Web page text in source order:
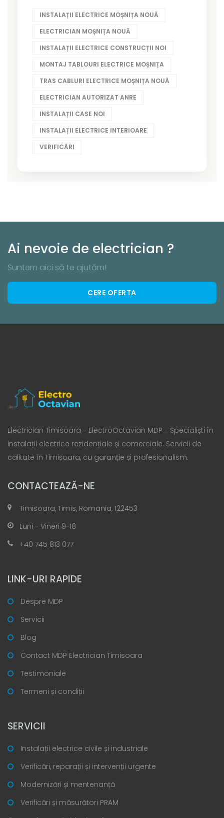
INSTALAȚII ELECTRICE MOȘNIȚA NOUĂ
ELECTRICIAN MOȘNIȚA NOUĂ
INSTALAȚII ELECTRICE CONSTRUCȚII NOI
MONTAJ TABLOURI ELECTRICE MOȘNIȚA
TRAS CABLURI ELECTRICE MOȘNIȚA NOUĂ
ELECTRICIAN AUTORIZAT ANRE
INSTALAȚII CASE NOI
INSTALAȚII ELECTRICE INTERIOARE
VERIFICĂRI
Ai nevoie de electrician ?
Suntem aici să te ajutăm!
CERE OFERTA
Electrician Timisoara - ElectroOctavian MDP - Specialiști în
instalații electrice rezidențiale și comerciale. Servicii de
calitate în Timișoara, cu garanție și profesionalism.
CONTACTEAZĂ-NE
Timisoara, Timis, Romania, 122453
Luni - Vineri 9-18
+40 745 813 077
LINK-URI RAPIDE
Despre MDP
Servicii
Blog
Contact MDP Electrician Timisoara
Testimoniale
Termeni și condiții
SERVICII
Instalații electrice civile și industriale
Verificări, reparații și intervenții urgente
Modernizări și mentenanță
Verificări și măsurători PRAM